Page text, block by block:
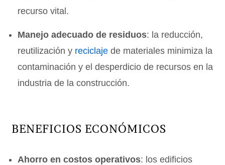
recurso vital.
Manejo adecuado de residuos: la reducción,
reutilización y reciclaje de materiales minimiza la
contaminación y el desperdicio de recursos en la
industria de la construcción.
BENEFICIOS ECONÓMICOS
Ahorro en costos operativos: los edificios